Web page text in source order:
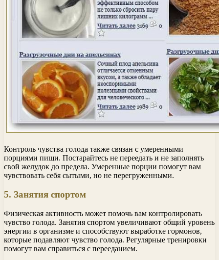
Контроль чувства голода также связан с умеренными
порциями пищи. Постарайтесь не переедать и не заполнять
свой желудок до предела. Умеренные порции помогут вам
чувствовать себя сытыми, но не перегруженными.
5. Занятия спортом
Физическая активность может помочь вам контролировать
чувство голода. Занятия спортом увеличивают общий уровень
энергии в организме и способствуют выработке гормонов,
которые подавляют чувство голода. Регулярные тренировки
помогут вам справиться с перееданием.